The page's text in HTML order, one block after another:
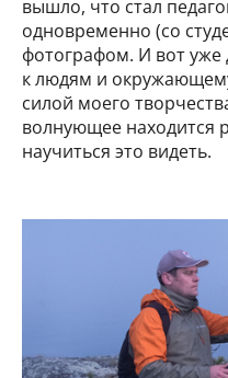
вышло, что стал
одновременно (со
фотографом. И вот уже
к людям и
силой моего
волнующее находится
научиться это видеть.